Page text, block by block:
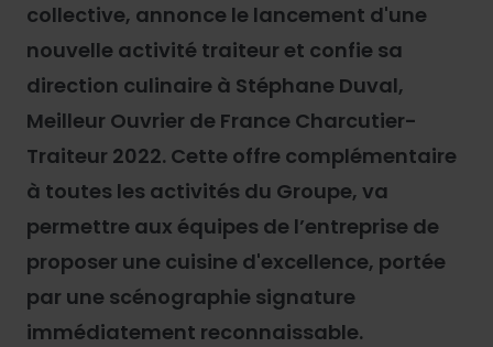
collective, annonce le lancement d'une
nouvelle activité traiteur et confie sa
direction culinaire à Stéphane Duval,
Meilleur Ouvrier de France Charcutier-
Traiteur 2022. Cette offre complémentaire
à toutes les activités du Groupe, va
permettre aux équipes de l’entreprise de
proposer une cuisine d'excellence, portée
par une scénographie signature
immédiatement reconnaissable.